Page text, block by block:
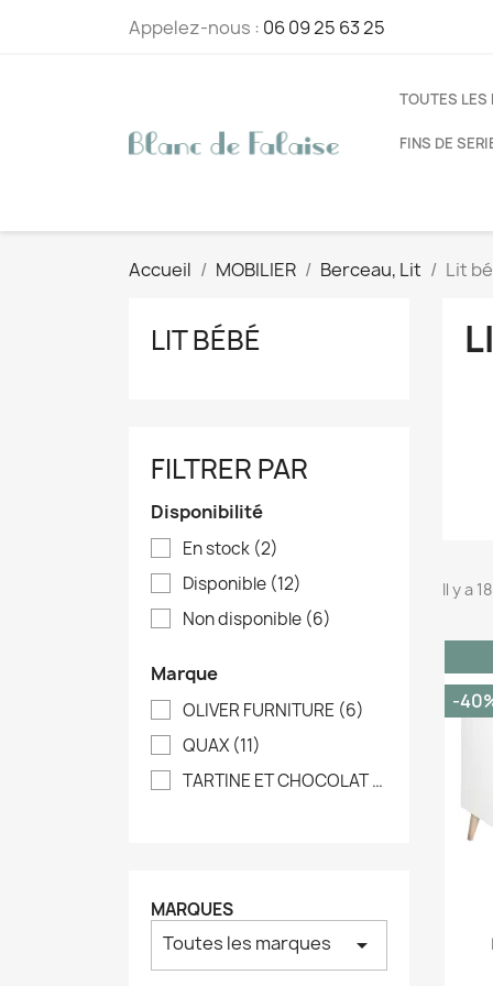
Appelez-nous : 06 09 25 63 25
TOUTES LES
FINS DE
Accueil MOBILIER Berceau, Lit Lit
LIT BÉBÉ
FILTRER PAR
Disponibilité
En stock (2)
Disponible (12)
Non disponible (6)
Marque
OLIVER FURNITURE (6)
QUAX (11)
TARTINE ET CHOCOLAT
(1)
MARQUES
Toutes les marques arrow_drop_down
Il y a
-